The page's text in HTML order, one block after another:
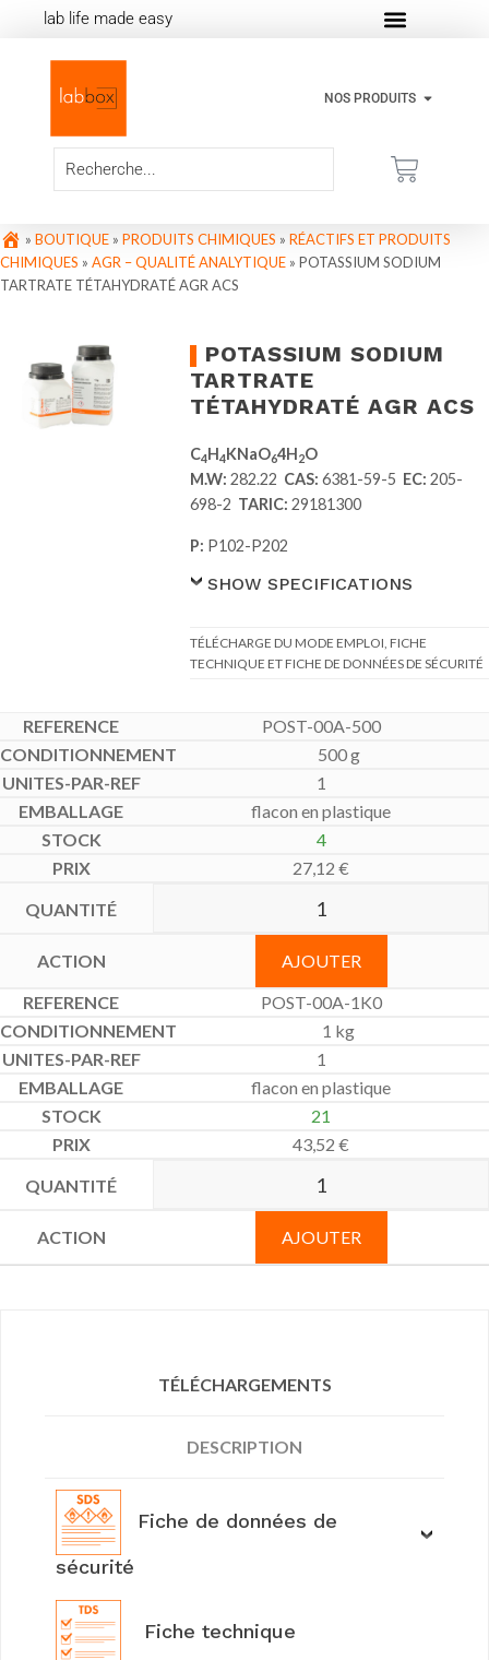
lab life made easy
NOS PRODUITS
» BOUTIQUE » PRODUITS CHIMIQUES » RÉACTIFS ET PRODUITS
CHIMIQUES » AGR – QUALITÉ ANALYTIQUE » POTASSIUM SODIUM
TARTRATE TÉTAHYDRATÉ AGR ACS
POTASSIUM SODIUM
TARTRATE
TÉTAHYDRATÉ AGR ACS
C4H4KNaO64H 2O
M.W:282.22 CAS:6381-59-5 EC:205-
698-2 TARIC:29181300
P: P102-P202
SHOW SPECIFICATIONS
TÉLÉCHARGE DU MODE EMPLOI, FICHE
TECHNIQUE ET FICHE DE DONNÉES DE SÉCURITÉ
POST-00A-500
500 g
1
flacon en plastique
4
27,12 €
AJOUTER
POST-00A-1K0
1 kg
1
flacon en plastique
21
43,52 €
AJOUTER
TÉLÉCHARGEMENTS
DESCRIPTION
Fiche de données de
sécurité
Fiche technique